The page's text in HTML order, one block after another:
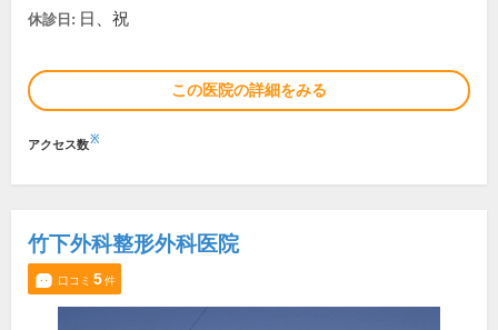
休診日: 日、祝
この医院の詳細をみる
アクセス数※
竹下外科整形外科医院
口コミ 5件